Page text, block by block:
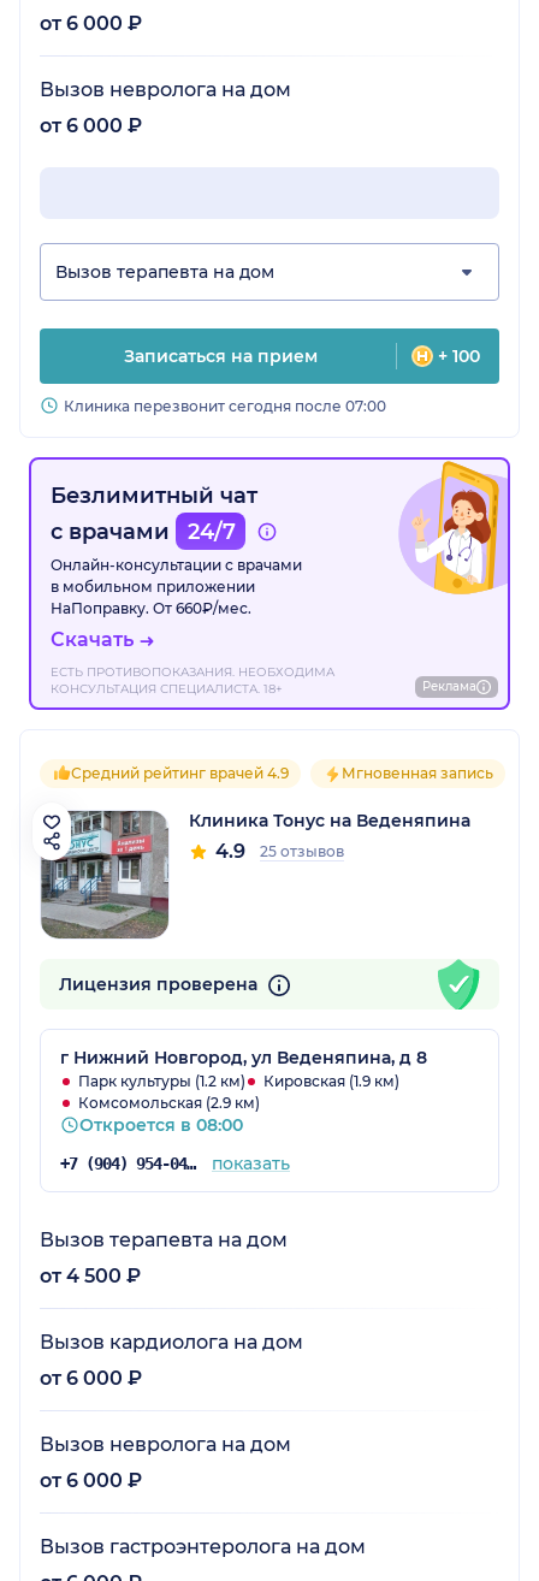
от 6 000 ₽
Вызов невролога на дом
от 6 000 ₽
Вызов терапевта на дом
Записаться на прием + 100
Клиника перезвонит сегодня после 07:00
Безлимитный чат
с врачами
24/7
Онлайн-консультации с врачами
в мобильном приложении
НаПоправку. От 660₽/мес.
Скачать
ЕСТЬ ПРОТИВОПОКАЗАНИЯ. НЕОБХОДИМА
КОНСУЛЬТАЦИЯ СПЕЦИАЛИСТА. 18+
Реклама
Средний рейтинг врачей 4.9 Мгновенная запись
Клиника Тонус на Веденяпина
4.9 25 отзывов
Лицензия проверена
г Нижний Новгород, ул Веденяпина, д 8
Парк культуры (1.2 км)
Кировская (1.9 км)
Комсомольская (2.9 км)
Откроется в 08:00
+7 (904) 954-04-36 показать
Вызов терапевта на дом
от 4 500 ₽
Вызов кардиолога на дом
от 6 000 ₽
Вызов невролога на дом
от 6 000 ₽
Вызов гастроэнтеролога на дом